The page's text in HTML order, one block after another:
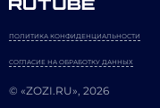
© «ZOZI.RU», 2026
ПОЛИТИКА КОНФИДЕНЦИАЛЬНОСТИ
СОГЛАСИЕ НА ОБРАБОТКУ ДАННЫХ